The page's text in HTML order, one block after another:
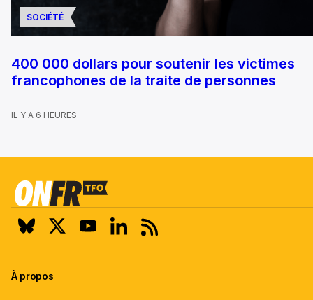
SOCIÉTÉ
400 000 dollars pour soutenir les victimes
francophones de la traite de personnes
IL Y A 6 HEURES
À propos